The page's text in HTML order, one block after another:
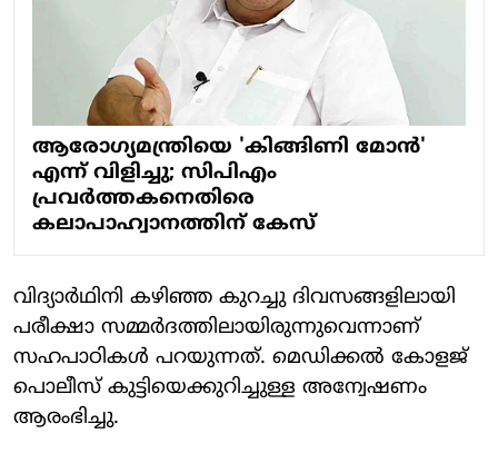
ആരോഗ്യമന്ത്രിയെ 'കിങ്ങിണി മോന്‍'
എന്ന് വിളിച്ചു; സിപിഎം
പ്രവര്‍ത്തകനെതിരെ
കലാപാഹ്വാനത്തിന് കേസ്
വിദ്യാര്‍ഥിനി കഴിഞ്ഞ കുറച്ചു ദിവസങ്ങളിലായി
പരീക്ഷാ സമ്മര്‍ദത്തിലായിരുന്നുവെന്നാണ്
സഹപാഠികള്‍ പറയുന്നത്. മെഡിക്കല്‍ കോളജ്
പൊലീസ് കുട്ടിയെക്കുറിച്ചുള്ള അന്വേഷണം
ആരംഭിച്ചു.